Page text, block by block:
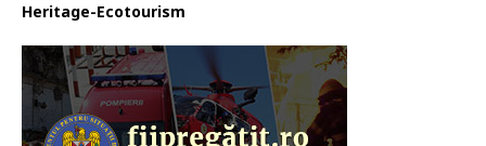
Heritage-Ecotourism